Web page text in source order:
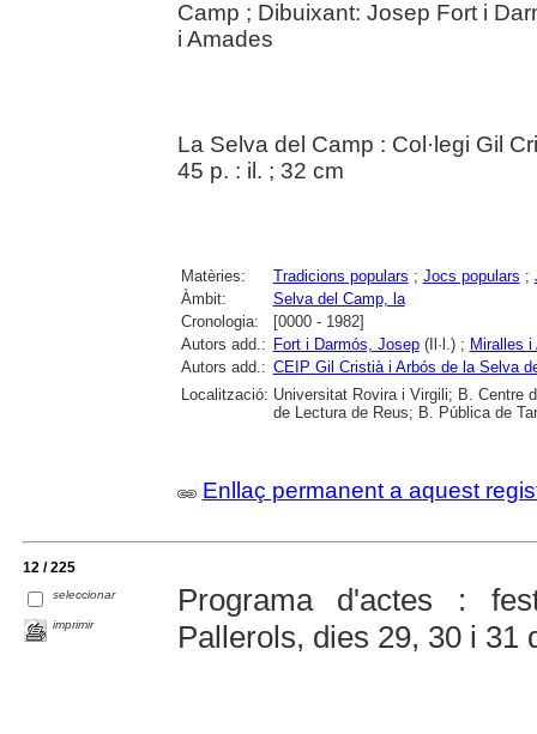
Camp ; Dibuixant: Josep Fort i
i Amades
La Selva del Camp : Col·legi Gil
45 p. : il. ; 32 cm
Matèries: Tradicions populars ; Jocs populars ;
Àmbit:
Selva del Camp, la
Cronologia:
[0000 - 1982]
Autors add.: Fort i Darmós, Josep(Il·l.) ; Miralles
Autors add.: CEIP Gil Cristià i Arbós de la Selva
Localització: Universitat Rovira i Virgili; B. Centre
de Lectura de Reus; B. Pública de
Enllaç permanent a aquest
12 / 225
seleccionar
imprimir
Programa d'actes :
Pallerols, dies 29, 30 i 31